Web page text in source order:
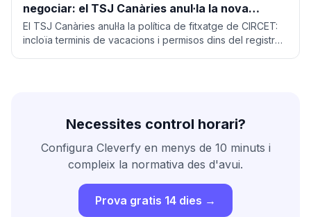
negociar: el TSJ Canàries anul·la la nova
política de CIRCET
El TSJ Canàries anul·la la política de fitxatge de CIRCET:
incloïa terminis de vacacions i permisos dins del registre
Necessites control horari?
Configura Cleverfy en menys de 10 minuts i
compleix la normativa des d'avui.
Prova gratis 14 dies →